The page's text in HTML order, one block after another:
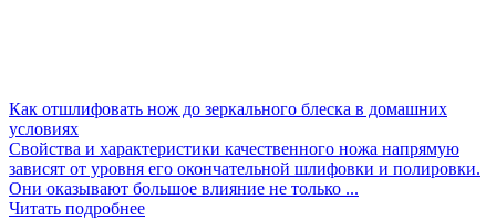
Как отшлифовать нож до зеркального блеска в домашних
условиях
Свойства и характеристики качественного ножа напрямую
зависят от уровня его окончательной шлифовки и полировки.
Они оказывают большое влияние не только ...
Читать подробнее